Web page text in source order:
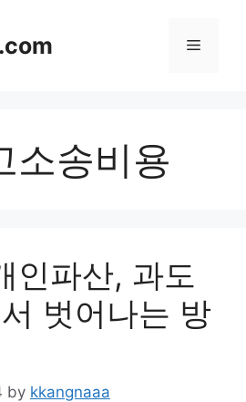
Menu
소송비용
인파산, 과도
벗어나는 방
by kkangnaaa